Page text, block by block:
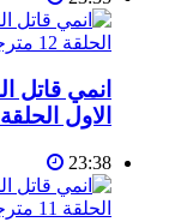
الاول الحلقة 12 مترجمة
23:38